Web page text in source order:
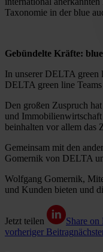
Taxonomie in der blue
Gebündelte Kräfte:
In unserer DELTA green
DELTA green line
Den großen Zuspruch
und
beinhalten vor allem das
Gemeinsam mit den
Gomernik von DELTA
Wolfgang Gomernik,
und Kunden bieten und
Jetzt teilen Share
vorheriger Beitrag